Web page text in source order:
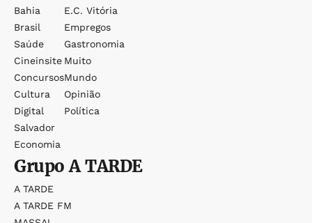
Bahia
Brasil
Saúde
Cineinsite
Concursos
Cultura
Digital
Salvador
Economia
E.c. Vitória
Empregos
Gastronomia
Muito
Mundo
Opinião
Política
GrupoA TARDE
A TARDE
A TARDE FM